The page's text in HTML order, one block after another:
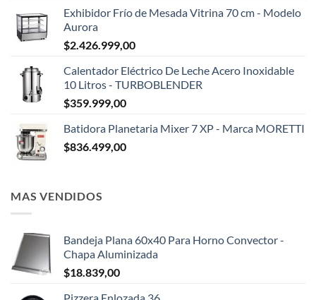
Exhibidor Frío de Mesada Vitrina 70 cm - Modelo
Aurora
$2.426.999,00
Calentador Eléctrico De Leche Acero Inoxidable
10 Litros - TURBOBLENDER
$359.999,00
Batidora Planetaria Mixer 7 XP - Marca MORETTI
$836.499,00
MAS VENDIDOS
Bandeja Plana 60x40 Para Horno Convector -
Chapa Aluminizada
$18.839,00